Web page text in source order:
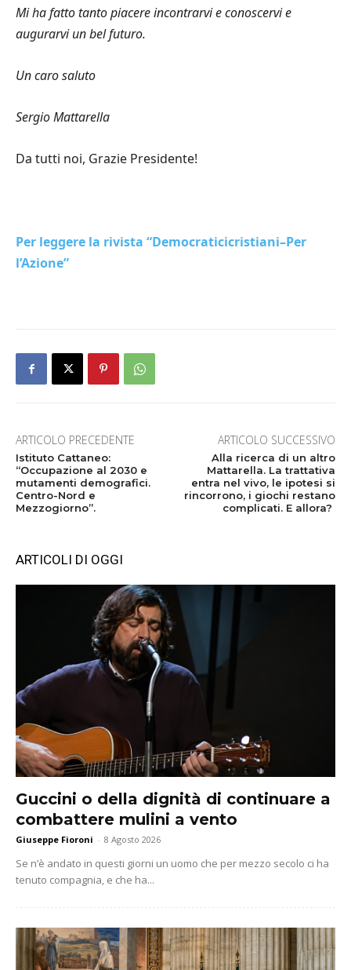
Mi ha fatto tanto piacere incontrarvi e conoscervi e
augurarvi un bel futuro.
Un caro saluto
Sergio Mattarella
Da tutti noi, Grazie Presidente!
Per leggere la rivista “Democraticicristiani–Per
l’Azione”
ARTICOLO PRECEDENTE
Istituto Cattaneo:
“Occupazione al 2030 e
mutamenti demografici.
Centro-Nord e
Mezzogiorno”.
ARTICOLO SUCCESSIVO
Alla ricerca di un altro
Mattarella. La trattativa
entra nel vivo, le ipotesi si
rincorrono, i giochi restano
complicati. E allora?
ARTICOLI DI OGGI
Guccini o della dignità di continuare a
combattere mulini a vento
Giuseppe Fioroni - 8 Agosto 2026
Se n’è andato in questi giorni un uomo che per mezzo secolo ci ha
tenuto compagnia, e che ha...